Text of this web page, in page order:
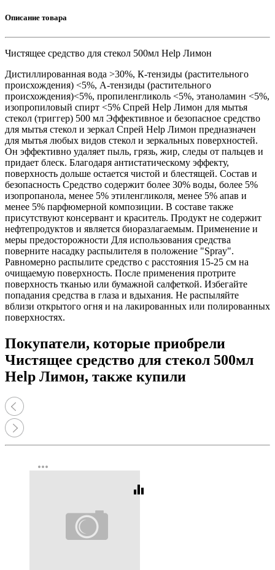
Описание товара
Чистящее средство для стекол 500мл Help Лимон
Дистиллированная вода >30%, К-тензиды (растительного
происхождения) <5%, А-тензиды (растительного
происхождения)<5%, пропиленгликоль <5%, этаноламин <5%,
изопропиловый спирт <5% Спрей Help Лимон для мытья
стекол (триггер) 500 мл Эффективное и безопасное средство
для мытья стекол и зеркал Спрей Help Лимон предназначен
для мытья любых видов стекол и зеркальных поверхностей.
Он эффективно удаляет пыль, грязь, жир, следы от пальцев и
придает блеск. Благодаря антистатическому эффекту,
поверхность дольше остается чистой и блестящей. Состав и
безопасность Средство содержит более 30% воды, более 5%
изопропанола, менее 5% этиленгликоля, менее 5% апав и
менее 5% парфюмерной композиции. В составе также
присутствуют консервант и краситель. Продукт не содержит
нефтепродуктов и является биоразлагаемым. Применение и
меры предосторожности Для использования средства
поверните насадку распылителя в положение "Spray".
Равномерно распылите средство с расстояния 15-25 см на
очищаемую поверхность. После применения протрите
поверхность тканью или бумажной салфеткой. Избегайте
попадания средства в глаза и вдыхания. Не распыляйте
вблизи открытого огня и на лакированных или полированных
поверхностях.
Покупатели, которые приобрели
Чистящее средство для стекол 500мл
Help Лимон, также купили
more_horiz
equalizer